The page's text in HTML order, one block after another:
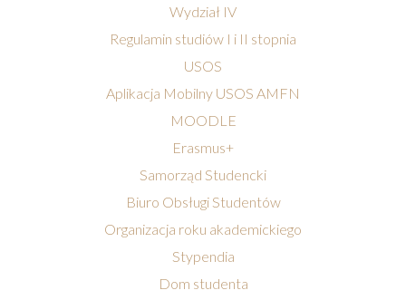
Wydział IV
Regulamin studiów I i II stopnia
USOS
Aplikacja Mobilny USOS AMFN
MOODLE
Erasmus+
Samorząd Studencki
Biuro Obsługi Studentów
Organizacja roku akademickiego
Stypendia
Dom studenta